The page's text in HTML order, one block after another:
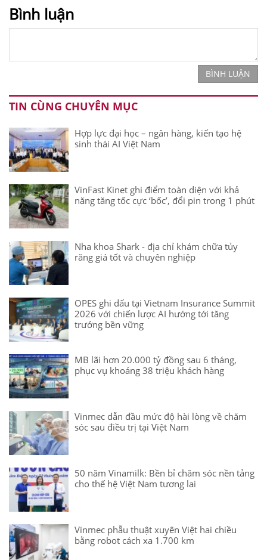
Bình luận
BÌNH LUẬN
TIN CÙNG CHUYÊN MỤC
Hợp lực đại học – ngân hàng, kiến tạo hệ
sinh thái AI Việt Nam
VinFast Kinet ghi điểm toàn diện với khả
năng tăng tốc cực ‘bốc’, đổi pin trong 1 phút
Nha khoa Shark - địa chỉ khám chữa tủy
răng giá tốt và chuyên nghiệp
OPES ghi dấu tại Vietnam Insurance Summit
2026 với chiến lược AI hướng tới tăng
trưởng bền vững
MB lãi hơn 20.000 tỷ đồng sau 6 tháng,
phục vụ khoảng 38 triệu khách hàng
Vinmec dẫn đầu mức độ hài lòng về chăm
sóc sau điều trị tại Việt Nam
50 năm Vinamilk: Bền bỉ chăm sóc nền tảng
cho thế hệ Việt Nam tương lai
Vinmec phẫu thuật xuyên Việt hai chiều
bằng robot cách xa 1.700 km